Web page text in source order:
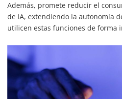
Además, promete reducir el
de IA, extendiendo la autonomía
utilicen estas funciones de forma